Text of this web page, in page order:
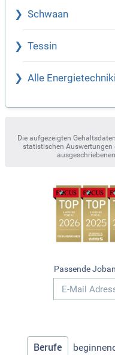
Schwaan
Tessin
Alle
Die aufgezeigten
statistischen Auswertungen
Passende
Berufe